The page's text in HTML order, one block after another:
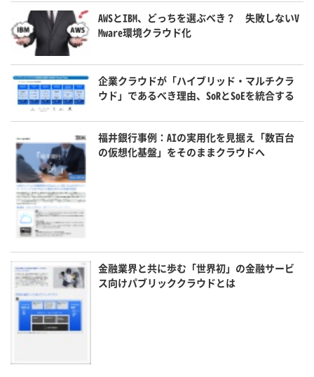
AWSとIBM、どっちを選ぶべき？ 失敗しないV
Mware環境クラウド化
企業クラウドが「ハイブリッド・マルチクラ
ウド」であるべき理由、SoRとSoEを統合する
福井銀行事例：AIの実用化を見据え「数百台
の仮想化基盤」をそのままクラウドへ
金融業界と共に歩む「世界初」の金融サービ
ス向けパブリッククラウドとは